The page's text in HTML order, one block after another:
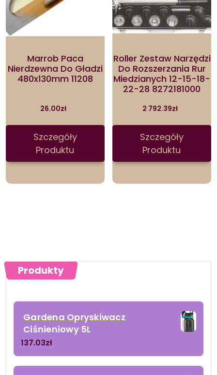
Marrob Paca
Nierdzewna Do Gładzi
480x130mm 11208
26.00zł
Szczegóły
Produktu
Roller Zestaw Narzędzi
Do Rozszerzania Rur
Miedzianych 12-15-18-
22-28 8272181000
2 792.39zł
Szczegóły
Produktu
Produkty
Gardena Opryskiwacz
Ciśnieniowy 5L
137.03zł